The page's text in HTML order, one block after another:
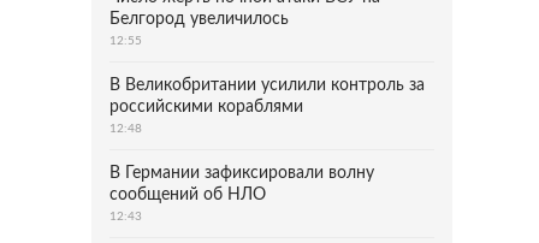
Белгород увеличилось
12:55
В Великобритании усилили контроль за
российскими кораблями
12:48
В Германии зафиксировали волну
сообщений об НЛО
12:43